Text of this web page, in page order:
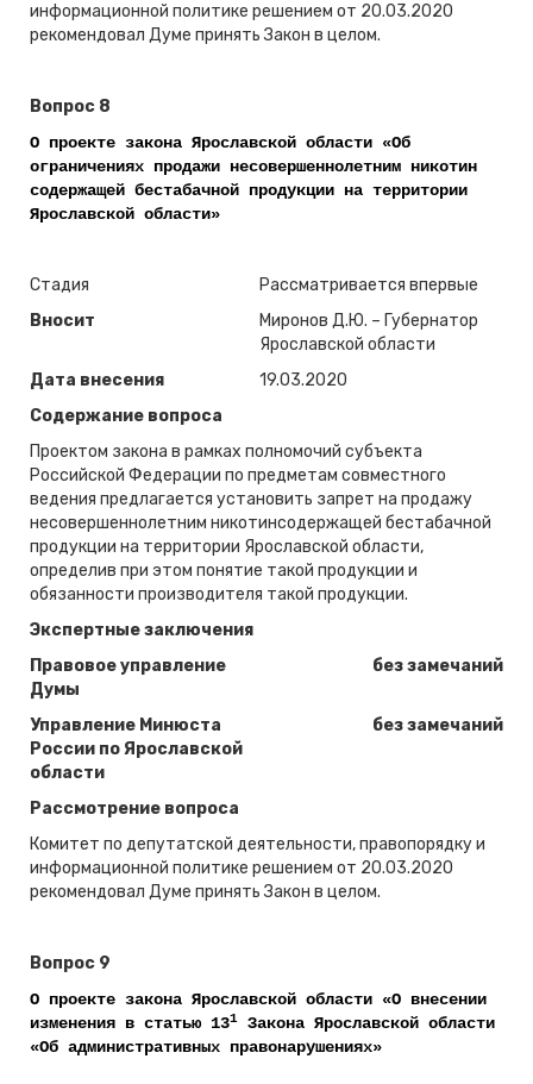
информационной политике решением от 20.03.2020
рекомендовал Думе принять Закон в целом.
Вопрос 8
О проекте закона Ярославской области «Об
ограничениях продажи несовершеннолетним никотин
содержащей бестабачной продукции на территории
Ярославской области»
Стадия
Рассматривается впервые
Вносит
Миронов Д.Ю. – Губернатор
Ярославской области
Дата внесения
19.03.2020
Содержание вопроса
Проектом закона в рамках полномочий субъекта
Российской Федерации по предметам совместного
ведения предлагается установить запрет на продажу
несовершеннолетним никотинсодержащей бестабачной
продукции на территории Ярославской области,
определив при этом понятие такой продукции и
обязанности производителя такой продукции.
Экспертные заключения
Правовое управление
Думы
без замечаний
Управление Минюста
России по Ярославской
области
без замечаний
Рассмотрение вопроса
Комитет по депутатской деятельности, правопорядку и
информационной политике решением от 20.03.2020
рекомендовал Думе принять Закон в целом.
Вопрос 9
О проекте закона Ярославской области «О внесении
изменения в статью 131
Закона Ярославской области
«Об административных правонарушениях»